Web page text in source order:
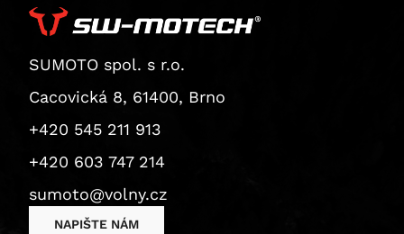
Superbike 1199 Panigale S
Diavel
Monster 1200 S
Multistrada 1200
Multistrada 1200 Enduro
Multistrada 1200 S
SUMOTO spol. s r.o.
Cacovická 8, 61400, Brno
+420 545 211 913
+420 603 747 214
sumoto@volny.cz
NAPIŠTE NÁM